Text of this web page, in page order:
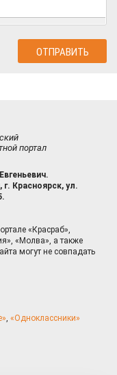
портал
г. Красноярск, ул.
«Красраб»,
«Молва», а также
могут не совпадать
, «Одноклассники»